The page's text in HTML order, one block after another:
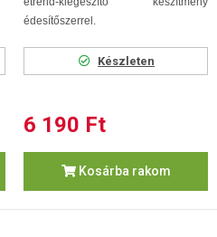
édesítőszerrel.
Készleten
6 190 Ft
Kosárba rakom